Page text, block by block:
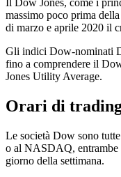
Il Dow Jones, come i
massimo poco prima
di marzo e aprile 2020 il
Gli indici Dow-nominati
fino a comprendere il
Jones Utility Average.
Orari di trading
Le società Dow sono
o al NASDAQ, entrambe
giorno della settimana.